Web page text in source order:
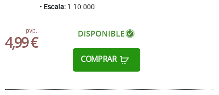
Escala: 1:10.000
pvp.
4,99 € DISPONIBLE
COMPRAR